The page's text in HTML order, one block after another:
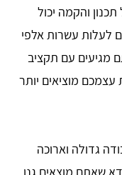
תכנון והקמה יכול
לעלות עשרות אלפי
מגיעים עם תקציב
מוציאים יותר
גדולה וארוכה